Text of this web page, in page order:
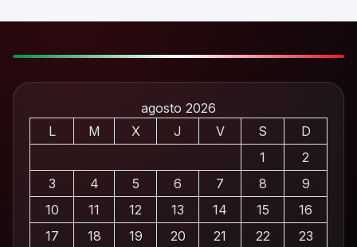
agosto 2026
L
M X J V S
D
1
2
3
4 5 6 7 8
9
10
11 12 13 14 15
16
17
18 19 20 21 22
23